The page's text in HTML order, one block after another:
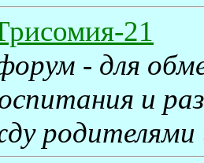
21
- для
и
родителями